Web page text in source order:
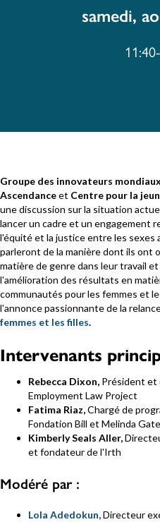
samedi,
Groupe des innovateurs
Ascendanceet Centre pour la
une discussion sur la situation
lancer un cadre et un engagement
l'équité et la justice entre les sexes
parleront de la manière dont ils ont
matière de genre dans leur travail
l'amélioration des résultats en
communautés pour les femmes et
l'annonce passionnante de la
femmes et les filles.
Intervenants
Rebecca Dixon, Président et
Employment Law Project
Fatima Riaz,Chargé de
Fondation Bill et Melinda
Kimberly Seals Aller,
et fondateur de l'Irth
Modéré par :
Lola Adedokun,Directeur